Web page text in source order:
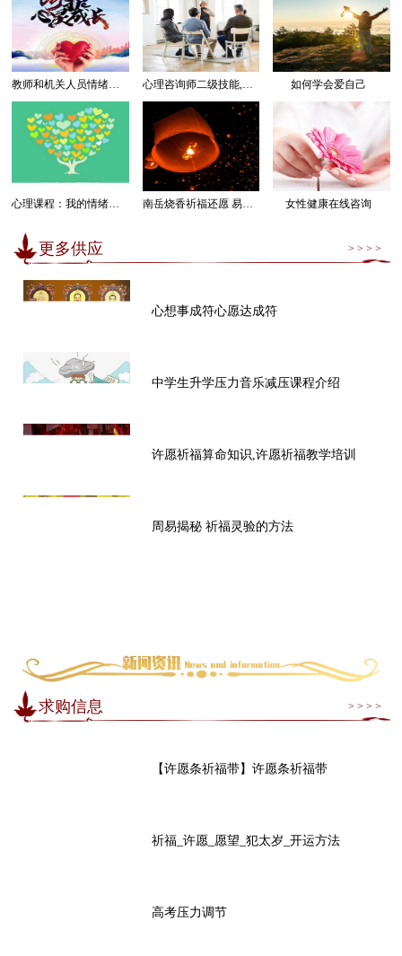
如何学会爱自己
南岳烧香祈福还愿 易经卜卦算命求运 女性健康在线咨询
更多供应 > > > >
心想事成符心愿达成符
中学生升学压力音乐减压课程介绍
许愿祈福算命知识,许愿祈福教学培训
周易揭秘 祈福灵验的方法
求购信息 > > > >
【许愿条祈福带】许愿条祈福带
祈福_许愿_愿望_犯太岁_开运方法
高考压力调节